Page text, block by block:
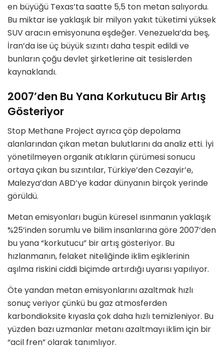
en büyüğü Texas’ta saatte 5,5 ton metan salıyordu.
Bu miktar ise yaklaşık bir milyon yakıt tüketimi yüksek
SUV aracın emisyonuna eşdeğer. Venezuela’da beş,
İran’da ise üç büyük sızıntı daha tespit edildi ve
bunların çoğu devlet şirketlerine ait tesislerden
kaynaklandı.
2007’den Bu Yana Korkutucu Bir Artış
Gösteriyor
Stop Methane Project ayrıca çöp depolama
alanlarından çıkan metan bulutlarını da analiz etti. İyi
yönetilmeyen organik atıkların çürümesi sonucu
ortaya çıkan bu sızıntılar, Türkiye’den Cezayir’e,
Malezya’dan ABD’ye kadar dünyanın birçok yerinde
görüldü.
Metan emisyonları bugün küresel ısınmanın yaklaşık
%25’inden sorumlu ve bilim insanlarına göre 2007’den
bu yana “korkutucu” bir artış gösteriyor. Bu
hızlanmanın, felaket niteliğinde iklim eşiklerinin
aşılma riskini ciddi biçimde artırdığı uyarısı yapılıyor.
Öte yandan metan emisyonlarını azaltmak hızlı
sonuç veriyor çünkü bu gaz atmosferden
karbondioksite kıyasla çok daha hızlı temizleniyor. Bu
yüzden bazı uzmanlar metanı azaltmayı iklim için bir
“acil fren” olarak tanımlıyor.